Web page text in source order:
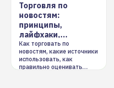
Торговля по
новостям:
принципы,
лайфхаки,
инструменты
Как торговать по
новостям, какие источники
использовать, как
правильно оценивать